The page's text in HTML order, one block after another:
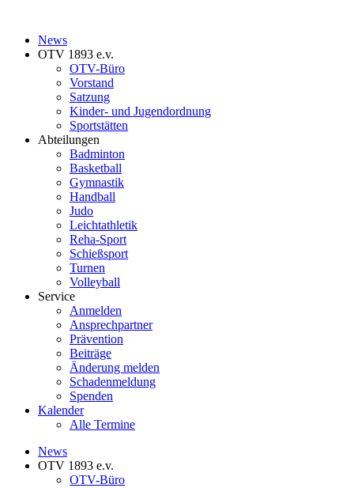
News
OTV 1893 e.v.
OTV-Büro
Vorstand
Satzung
Kinder- und Jugendordnung
Sportstätten
Abteilungen
Badminton
Basketball
Gymnastik
Handball
Judo
Leichtathletik
Reha-Sport
Schießsport
Turnen
Volleyball
Service
Anmelden
Ansprechpartner
Prävention
Beiträge
Änderung melden
Schadenmeldung
Spenden
Kalender
Alle Termine
News
OTV 1893 e.v.
OTV-Büro